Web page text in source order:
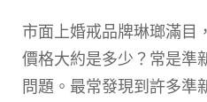
市面上婚戒品牌琳瑯滿目
價格大約是多少？常是準
問題。最常發現到許多準